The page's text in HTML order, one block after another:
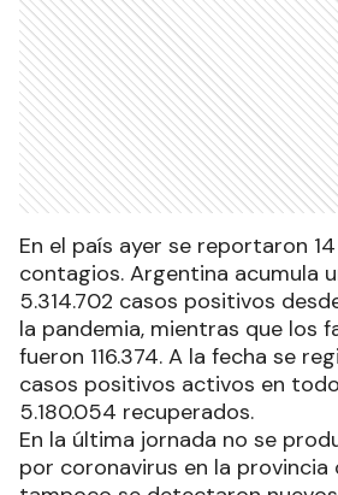
En el país ayer se reportaron
contagios. Argentina acumula
5.314.702 casos positivos
la pandemia, mientras que los
fueron 116.374. A la fecha se
casos positivos activos en
5.180.054 recuperados.
En la última jornada no se
por coronavirus en la provincia